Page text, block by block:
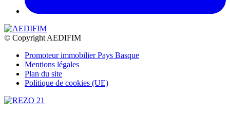
© Copyright AEDIFIM
Promoteur immobilier Pays Basque
Mentions légales
Plan du site
Politique de cookies (UE)